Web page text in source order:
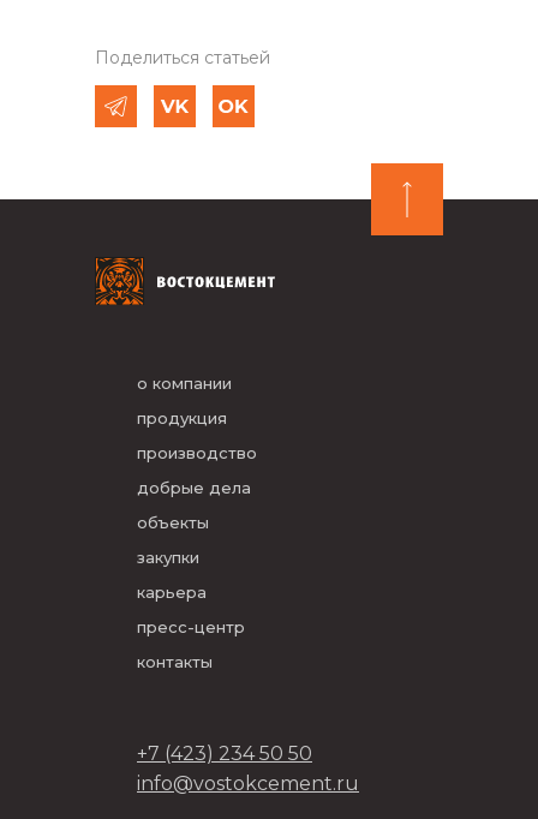
Поделиться статьей
о компании
продукция
производство
добрые дела
объекты
закупки
карьера
пресс-центр
контакты
+7 (423) 234 50 50
info@vostokcement.ru